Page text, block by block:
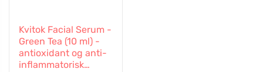
Kvitok Facial Serum -
Green Tea (10 ml) -
antioxidant og anti-
inflammatorisk